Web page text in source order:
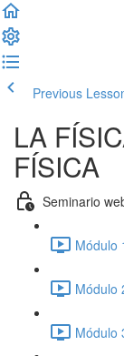
Previous
LA
FÍSICA
Seminario
Módulo
Módulo
Módulo